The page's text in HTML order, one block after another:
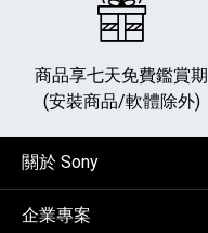
商品享七天免費鑑賞期
(安裝商品/軟體除外)
關於 Sony
企業專案